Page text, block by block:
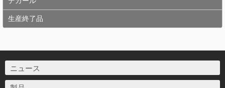
生産終了品
ニュース